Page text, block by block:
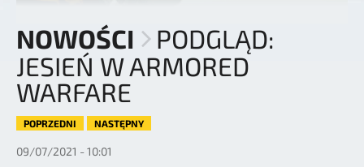
NOWOŚCI
PODGLĄD:
JESIEŃ W ARMORED
WARFARE
POPRZEDNI NASTĘPNY
09/07/2021 - 10:01